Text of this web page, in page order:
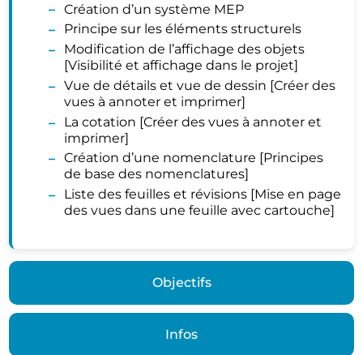
Objectifs
Infos
Création d’un système MEP
Principe sur les éléments structurels
Modification de l’affichage des objets
[Visibilité et affichage dans le projet]
Vue de détails et vue de dessin [Créer des
vues à annoter et imprimer]
La cotation [Créer des vues à annoter et
imprimer]
Création d’une nomenclature [Principes
de base des nomenclatures]
Liste des feuilles et révisions [Mise en page
des vues dans une feuille avec cartouche]